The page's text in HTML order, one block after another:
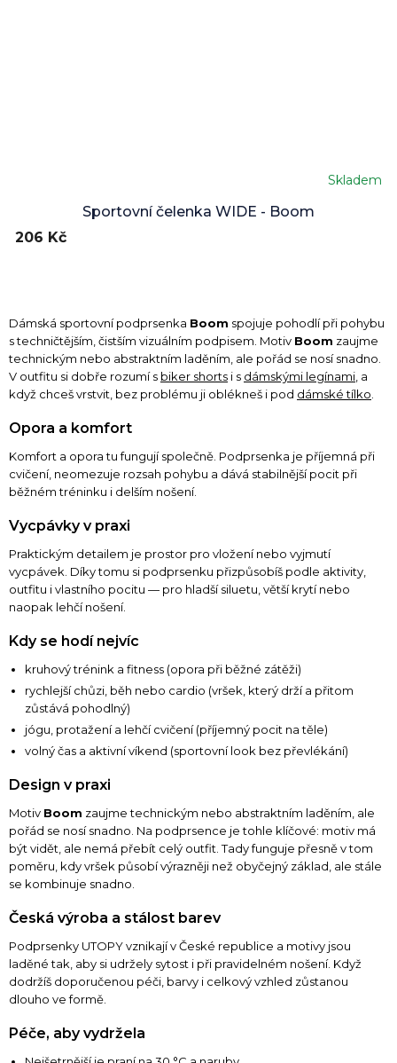
Sportovní čelenka WIDE - Boom
Skladem
206 Kč
Dámská sportovní podprsenka Boom spojuje pohodlí při pohybu
s techničtějším, čistším vizuálním podpisem. Motiv Boom zaujme
technickým nebo abstraktním laděním, ale pořád se nosí snadno.
V outfitu si dobře rozumí s biker shorts i s dámskými legínami , a
když chceš vrstvit, bez problému ji oblékneš i pod dámské tílko
Opora a komfort
Komfort a opora tu fungují společně. Podprsenka je příjemná při
cvičení, neomezuje rozsah pohybu a dává stabilnější pocit při
běžném tréninku i delším nošení.
Vycpávky v praxi
Praktickým detailem je prostor pro vložení nebo vyjmutí
vycpávek. Díky tomu si podprsenku přizpůsobíš podle aktivity,
outfitu i vlastního pocitu — pro hladší siluetu, větší krytí nebo
naopak lehčí nošení.
Kdy se hodí nejvíc
kruhový trénink a fitness (opora při běžné zátěži)
rychlejší chůzi, běh nebo cardio (vršek, který drží a přitom
zůstává pohodlný)
jógu, protažení a lehčí cvičení (příjemný pocit na těle)
volný čas a aktivní víkend (sportovní look bez převlékání)
Design v praxi
Motiv Boom zaujme technickým nebo abstraktním laděním, ale
pořád se nosí snadno. Na podprsence je tohle klíčové: motiv má
být vidět, ale nemá přebít celý outfit. Tady funguje přesně v tom
poměru, kdy vršek působí výrazněji než obyčejný základ, ale stále
se kombinuje snadno.
Česká výroba a stálost barev
Podprsenky UTOPY vznikají v České republice a motivy jsou
laděné tak, aby si udržely sytost i při pravidelném nošení. Když
dodržíš doporučenou péči, barvy i celkový vzhled zůstanou
dlouho ve formě.
Péče, aby vydržela